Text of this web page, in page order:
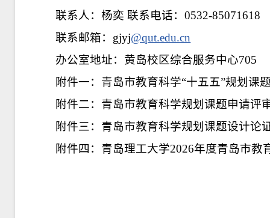
联系人：杨奕 联系电话：0532-85071618
联系邮箱：gjyj@qut.edu.cn
办公室地址：黄岛校区综合服务中心705
附件一：青岛市教育科学“十五五”规划课
附件二：青岛市教育科学规划课题申请评
附件三：青岛市教育科学规划课题设计论
附件四：青岛理工大学2026年度青岛市教